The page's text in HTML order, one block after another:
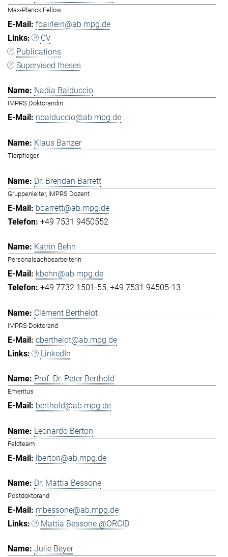
Max-Planck Fellow
fbairlein@ab.mpg.de
CV
Publications
Supervised theses
Nadia Balduccio
IMPRS Doktorandin
nbalduccio@ab.mpg.de
Klaus Banzer
Tierpfleger
Dr. Brendan Barrett
Gruppenleiter, IMPRS Dozent
bbarrett@ab.mpg.de
+49 7531 9450552
Katrin Behn
Personalsachbearbeiterin
kbehn@ab.mpg.de
+49 7732 1501-55 +49 7531 94505-13
Clément Berthelot
IMPRS Doktorand
cberthelot@ab.mpg.de
LinkedIn
Prof. Dr. Peter Berthold
Emeritus
berthold@ab.mpg.de
Leonardo Berton
Feldteam
lberton@ab.mpg.de
Dr. Mattia Bessone
Postdoktorand
mbessone@ab.mpg.de
Mattia Bessone @ORCID
Julie Beyer